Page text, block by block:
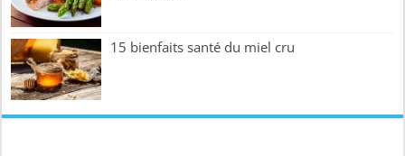
15 bienfaits santé du miel cru